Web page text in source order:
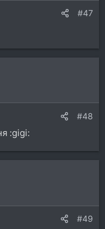
#47
#48
:gigi:
#49